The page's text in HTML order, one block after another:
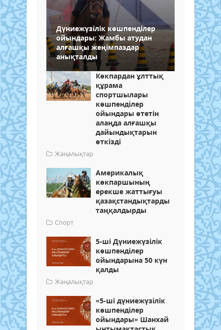
Дүниежүзілік көшпенділер
ойындары: Жамбы атудан
алғашқы жеңімпаздар
анықталды
Көкпардан ұлттық
құрама
спортшылары
көшпенділер
ойындары өтетін
алаңда алғашқы
дайындықтарын
өткізді
Жаңалықтар
Америкалық
көкпаршының
ерекше жаттығуы
қазақстандықтарды
таңқалдырды
Спорт
5-ші Дүниежүзілік
көшпенділер
ойындарына 50 күн
қалды
Жаңалықтар
«5-ші дүниежүзілік
көшпенділер
ойындары» Шанхай